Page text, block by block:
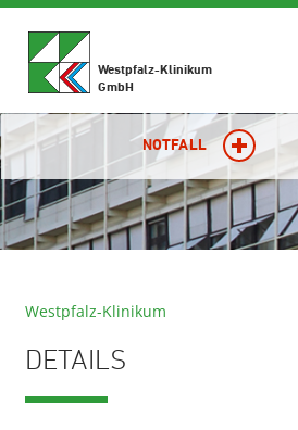
Westpfalz-Klinikum
GmbH
NOTFALL
Westpfalz-Klinikum
DETAILS